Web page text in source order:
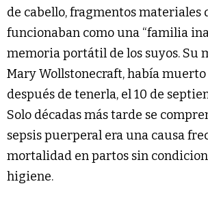
de cabello, fragmentos materiales
funcionaban como una “familia
memoria portátil de los suyos. Su
Mary Wollstonecraft, había
después de tenerla, el 10 de
Solo décadas más tarde se
sepsis puerperal era una causa
mortalidad en partos sin
higiene.